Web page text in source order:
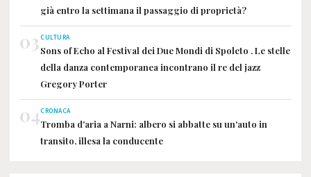
già entro la settimana il passaggio di proprietà?
03CULTURA
Sons of Echo al Festival dei Due Mondi di Spoleto . Le stelle
della danza contemporanea incontrano il re del jazz
Gregory Porter
04CRONACA
Tromba d'aria a Narni: albero si abbatte su un'auto in
transito, illesa la conducente